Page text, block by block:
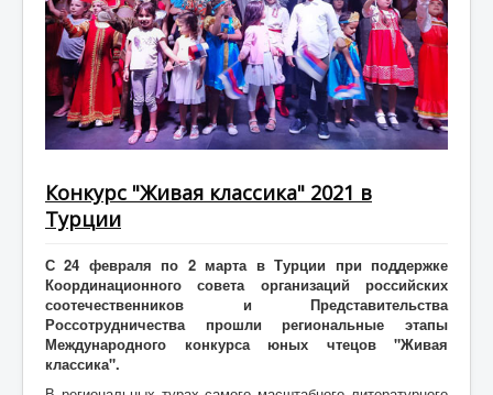
Конкурс "Живая классика" 2021 в
Турции
С 24 февраля по 2 марта в Турции при поддержке
Координационного совета организаций российских
соотечественников и Представительства
Россотрудничества прошли региональные этапы
Международного конкурса юных чтецов "Живая
классика".